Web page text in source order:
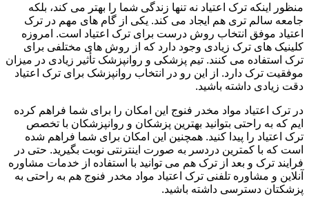
منظور اینکه ترک اعتیاد نه تنها زندگی شما را بهتر می کند، بلکه
جامعه سالم تری هم ایجاد می کند. یکی از گام های مهم در ترک
اعتیاد موفق انتخاب روش درست برای ترک اعتیاد است. امروزه
کلینیک های ترک زیادی وجود دارد که از روش های مختلفی برای
ترک استفاده می کنند. تیم پزشکی و روانپزشک تأثیر زیادی در میزان
موفقیت ترک دارد. از این رو در انتخاب روانپزشک برای ترک اعتیاد
دقت زیادی داشته باشید.
در ترک اعتیاد مواد مخدر فنوج این امکان را برای شما فراهم کرده
ایم که به راحتی بتوانید بهترین پزشکان و روانپزشکان با تخصص
ترک اعتیاد را پیدا کنید. همچنین این امکان برای شما فراهم شده
است که با کمترین دردسر به صورت اینترنتی نوبت بگیرید. حتی در
فرایند ترک و بعد از ترک هم می توانید با استفاده از خدمات مشاوره
آنلاین و مشاوره تلفنی ترک اعتیاد مواد مخدر فنوج هم به راحتی به
پزشکتان دسترسی داشته باشید.